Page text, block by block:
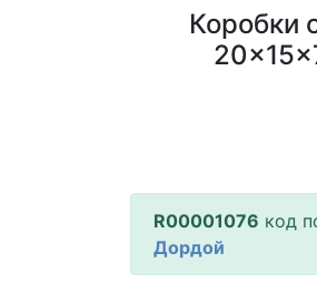
Коробки
R00001076 код
Дордой